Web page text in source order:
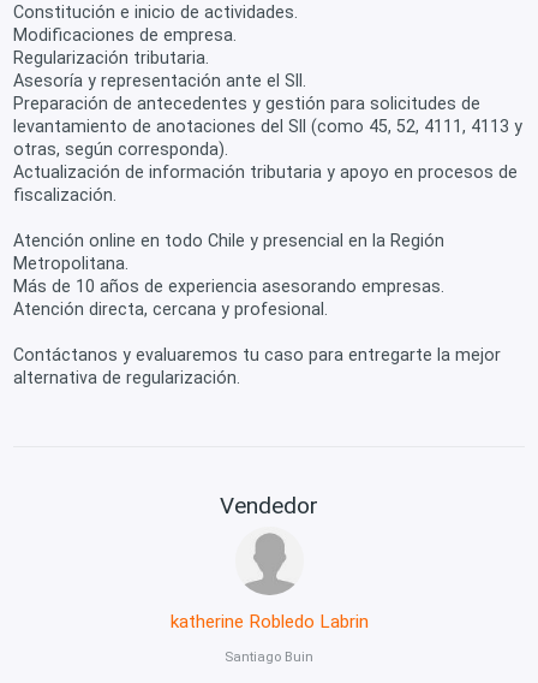
Constitución e inicio de actividades.
Modificaciones de empresa.
Regularización tributaria.
Asesoría y representación ante el SII.
Preparación de antecedentes y gestión para solicitudes de
levantamiento de anotaciones del SII (como 45, 52, 4111, 4113 y
otras, según corresponda).
Actualización de información tributaria y apoyo en procesos de
fiscalización.
Atención online en todo Chile y presencial en la Región
Metropolitana.
Más de 10 años de experiencia asesorando empresas.
Atención directa, cercana y profesional.
Contáctanos y evaluaremos tu caso para entregarte la mejor
alternativa de regularización.
Vendedor
katherine Robledo Labrin
Santiago Buin